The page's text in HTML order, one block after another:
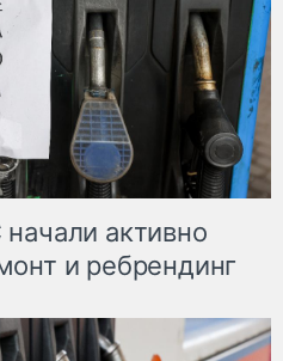
активно
и ребрендинг